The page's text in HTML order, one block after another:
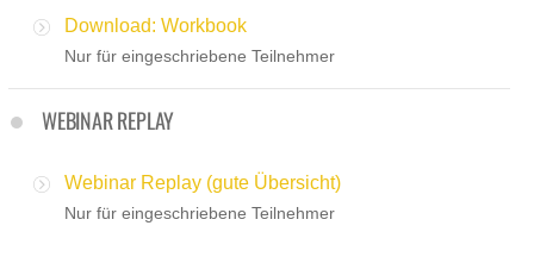
Download: Workbook
Nur für eingeschriebene Teilnehmer
WEBINAR REPLAY
Webinar Replay (gute Übersicht)
Nur für eingeschriebene Teilnehmer